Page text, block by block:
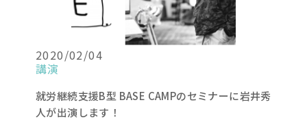
2020/02/04
講演
就労継続支援B型 BASE CAMPのセミナーに岩井秀
人が出演します！